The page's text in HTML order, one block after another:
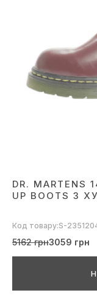
DR. MARTENS
UP BOOTS З
Код товару:S-
5162 грн3059 грн